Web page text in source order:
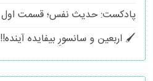
پادکست: حدیث نفس؛ قسمت اول
🖌 اربعین و سانسورِ بیفایده آینده!!